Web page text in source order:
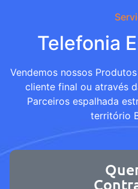
Telefonia
Vendemos nossos
cliente final ou através
Parceiros espalhada
território